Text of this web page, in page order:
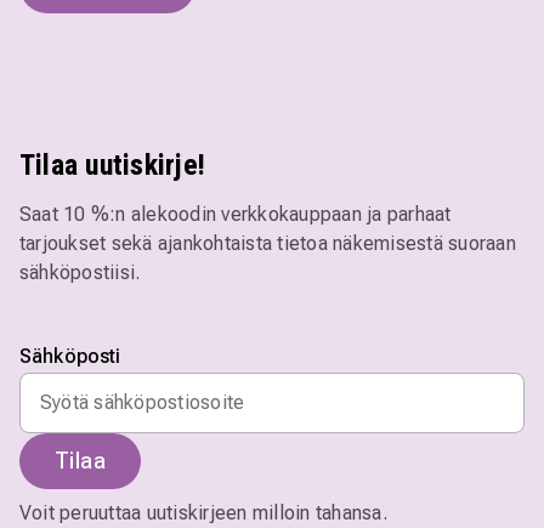
Tilaa uutiskirje!
Saat 10 %:n alekoodin verkkokauppaan ja parhaat
tarjoukset sekä ajankohtaista tietoa näkemisestä suoraan
sähköpostiisi.
Sähköposti
Tilaa
Voit peruuttaa uutiskirjeen milloin tahansa.